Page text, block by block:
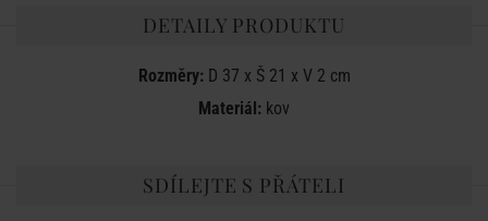
DETAILY PRODUKTU
Rozměry:D 37 x Š 21 x V 2 cm
Materiál: kov
SDÍLEJTE S PŘÁTELI